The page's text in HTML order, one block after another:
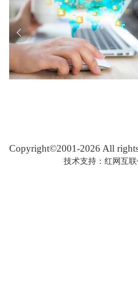
Copyright©2001-2026 All
技术支持： 红网互